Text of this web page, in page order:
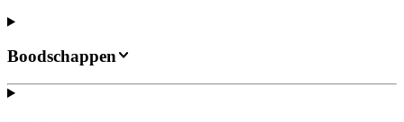
Boodschappen